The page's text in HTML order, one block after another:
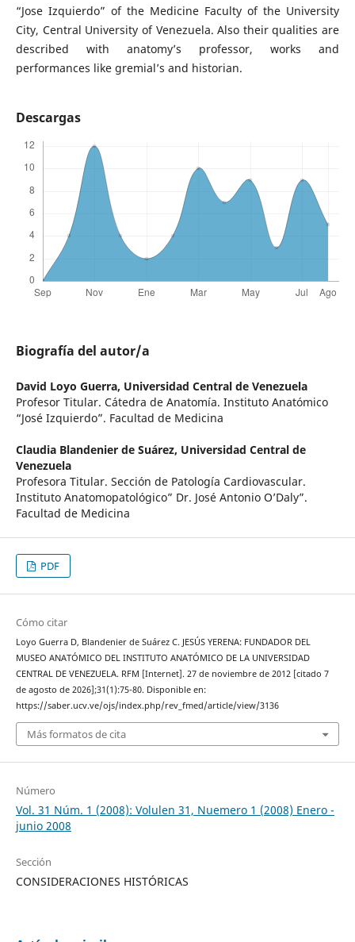
“Jose Izquierdo” of the Medicine Faculty of the University
City, Central University of Venezuela. Also their qualities are
described with anatomy’s professor, works and
performances like gremial’s and historian.
Descargas
Biografía del autor/a
David Loyo Guerra, Universidad Central de Venezuela
Profesor Titular. Cátedra de Anatomía. Instituto Anatómico
“José Izquierdo”. Facultad de Medicina
Claudia Blandenier de Suárez, Universidad Central de
Venezuela
Profesora Titular. Sección de Patología Cardiovascular.
Instituto Anatomopatológico” Dr. José Antonio O’Daly”.
Facultad de Medicina
PDF
Cómo citar
Loyo Guerra D, Blandenier de Suárez C. JESÚS YERENA: FUNDADOR DEL
MUSEO ANATÓMICO DEL INSTITUTO ANATÓMICO DE LA UNIVERSIDAD
CENTRAL DE VENEZUELA. RFM [Internet]. 27 de noviembre de 2012 [citado 7
de agosto de 2026];31(1):75-80. Disponible en:
https://saber.ucv.ve/ojs/index.php/rev_fmed/article/view/3136
Más formatos de cita
Número
Vol. 31 Núm. 1 (2008): Volulen 31, Nuemero 1 (2008) Enero -
junio 2008
Sección
CONSIDERACIONES HISTÓRICAS